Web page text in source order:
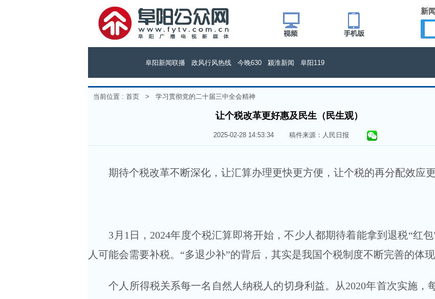
新
阜阳新闻联播 政风行风热线 今晚630 颍淮新闻 阜阳119
当前位置 : 首页 > 学习贯彻党的二十届三中全会精神
让个税改革更好惠及民生（民生观）
2025-02-28 14:53:34 稿件来源：人民日报
期待个税改革不断深化，让汇算办理更快更方便，让个税的再分配效应
3月1日，2024年度个税汇算即将开始，不少人都期待着能拿到退税“红包
人可能会需要补税。“多退少补”的背后，其实是我国个税制度不断完善的体现
个人所得税关系每一名自然人纳税人的切身利益。从2020年首次实施，